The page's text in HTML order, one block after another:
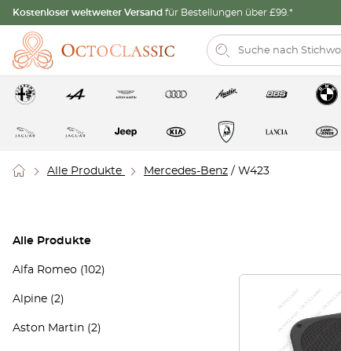
Kostenloser weltweiter Versand für Bestellungen über £99.*
Alle Produkte Mercedes-Benz / W423
Alle Produkte
Alfa Romeo (102)
Alpine (2)
Aston Martin (2)